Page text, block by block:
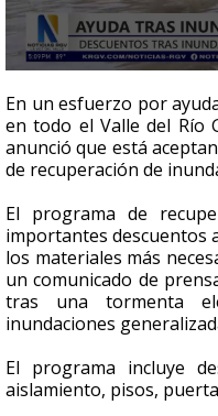
seconds
of
1
minute,
4
seconds
En un esfuerzo por
en todo el Valle del Río
anunció que está
de recuperación de
El programa de
importantes descuentos
los materiales más
un comunicado de
tras una tormenta
inundaciones
El programa incluye
aislamiento, pisos,